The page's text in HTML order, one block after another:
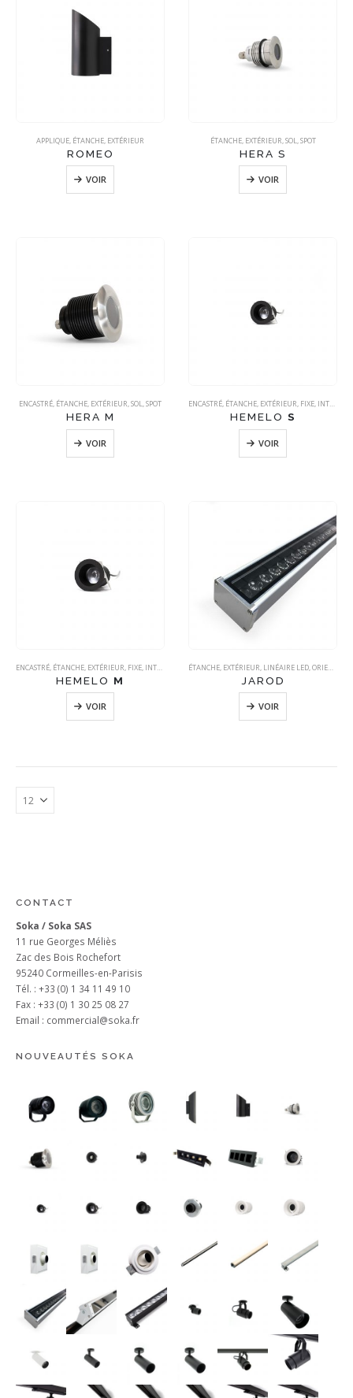
APPLIQUE, ÉTANCHE, EXTÉRIEUR
ROMEO
VOIR
ÉTANCHE, EXTÉRIEUR,SOL,SPOT
HERA S
VOIR
ENCASTRÉ, ÉTANCHE, EXTÉRIEUR,SOL,SPOT
HERA M
VOIR
ENCASTRÉ, ÉTANCHE, EXTÉRIEUR, FIXE, INTÉRIEUR
HEMELO S
VOIR
ENCASTRÉ ÉTANCHE EXTÉRIEUR FIXE INTÉRIEUR
HEMELO M
VOIR
ÉTANCHE EXTÉRIEUR LINÉAIRE LED ORIENTABLE
JAROD
VOIR
CONTACT
Soka / Soka SAS
11 rue Georges Méliès
Zac des Bois Rochefort
95240 Cormeilles-en-Parisis
Tél. : +33 (0) 1 34 11 49 10
Fax : +33 (0) 1 30 25 08 27
Email : commercial@soka.fr
NOUVEAUTÉS SOKA